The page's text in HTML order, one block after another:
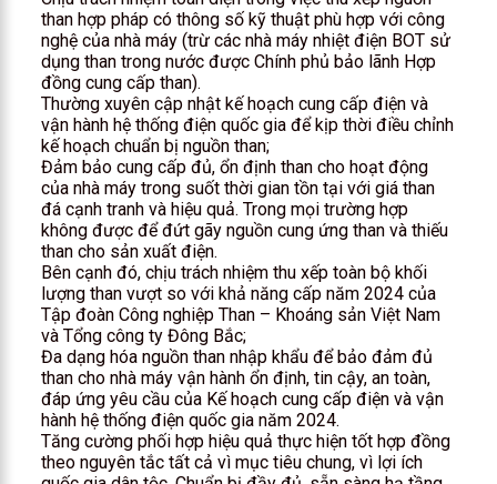
than hợp pháp có thông số kỹ thuật phù hợp với công
nghệ của nhà máy (trừ các nhà máy nhiệt điện BOT sử
dụng than trong nước được Chính phủ bảo lãnh Hợp
đồng cung cấp than).
Thường xuyên cập nhật kế hoạch cung cấp điện và
vận hành hệ thống điện quốc gia để kịp thời điều chỉnh
kế hoạch chuẩn bị nguồn than;
Đảm bảo cung cấp đủ, ổn định than cho hoạt động
của nhà máy trong suốt thời gian tồn tại với giá than
đá cạnh tranh và hiệu quả. Trong mọi trường hợp
không được để đứt gãy nguồn cung ứng than và thiếu
than cho sản xuất điện.
Bên cạnh đó, chịu trách nhiệm thu xếp toàn bộ khối
lượng than vượt so với khả năng cấp năm 2024 của
Tập đoàn Công nghiệp Than – Khoáng sản Việt Nam
và Tổng công ty Đông Bắc;
Đa dạng hóa nguồn than nhập khẩu để bảo đảm đủ
than cho nhà máy vận hành ổn định, tin cậy, an toàn,
đáp ứng yêu cầu của Kế hoạch cung cấp điện và vận
hành hệ thống điện quốc gia năm 2024.
Tăng cường phối hợp hiệu quả thực hiện tốt hợp đồng
theo nguyên tắc tất cả vì mục tiêu chung, vì lợi ích